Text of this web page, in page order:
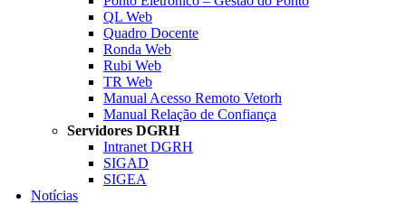
QL Web
Quadro Docente
Ronda Web
Rubi Web
TR Web
Manual Acesso Remoto Vetorh
Manual Relação de Confiança
Servidores DGRH
Intranet DGRH
SIGAD
SIGEA
Notícias